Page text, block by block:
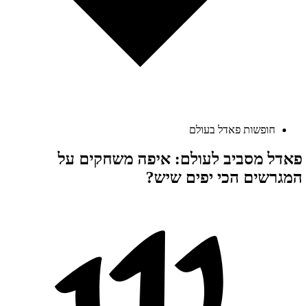
חופשות פאדל בעולם
פאדל מסביב לעולם: איפה משחקים על
המגרשים הכי יפים שיש?